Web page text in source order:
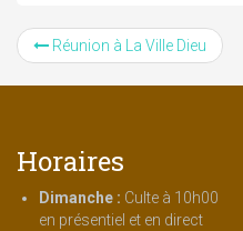
Réunion à La Ville Dieu
Horaires
Dimanche : Culte à 10h00
en présentiel et en direct